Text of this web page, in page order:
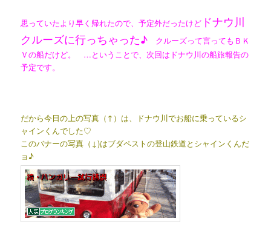
思っていたより早く帰れたので、予定外だったけど ドナウ川
クルーズに行っちゃった♪ クルーズって言ってもＢＫ
Ｖの船だけど。 …ということで、次回はドナウ川の船旅報告の
予定です。
だから今日の上の写真（↑）は、ドナウ川でお船に乗っているシ
ャインくんでした♡
このバナーの写真（↓)はブダペストの登山鉄道とシャインくんだ
ョ♪